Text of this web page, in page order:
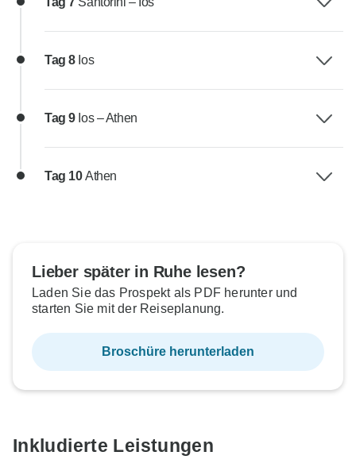
Tag 8 Ios
Tag 9 Ios – Athen
Tag 10Athen
Lieber später in Ruhe lesen?
Laden Sie das Prospekt als PDF herunter und
starten Sie mit der Reiseplanung.
Broschüre herunterladen
Inkludierte Leistungen